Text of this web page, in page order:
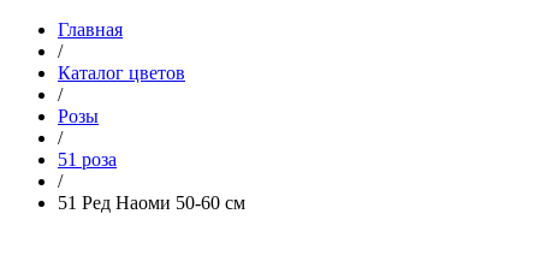
Главная
/
Каталог цветов
/
Розы
/
51 роза
/
51 Ред Наоми 50-60 см